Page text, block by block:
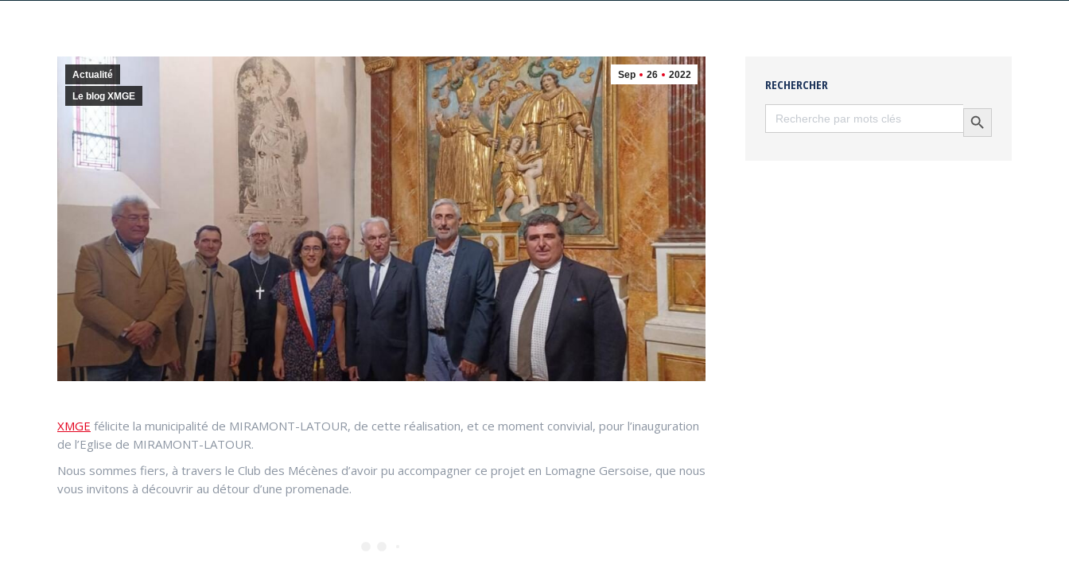
Sep 26 2022
Actualité
Le blog XMGE
XMGE félicite la municipalité de MIRAMONT-LATOUR, de cette réalisation, et ce moment convivial, pour l’inauguration
de l’Eglise de MIRAMONT-LATOUR.
Nous sommes fiers, à travers le Club des Mécènes d’avoir pu accompagner ce projet en Lomagne Gersoise, que nous
vous invitons à découvrir au détour d’une promenade.
RECHERCHER
Search
for:
Search Button